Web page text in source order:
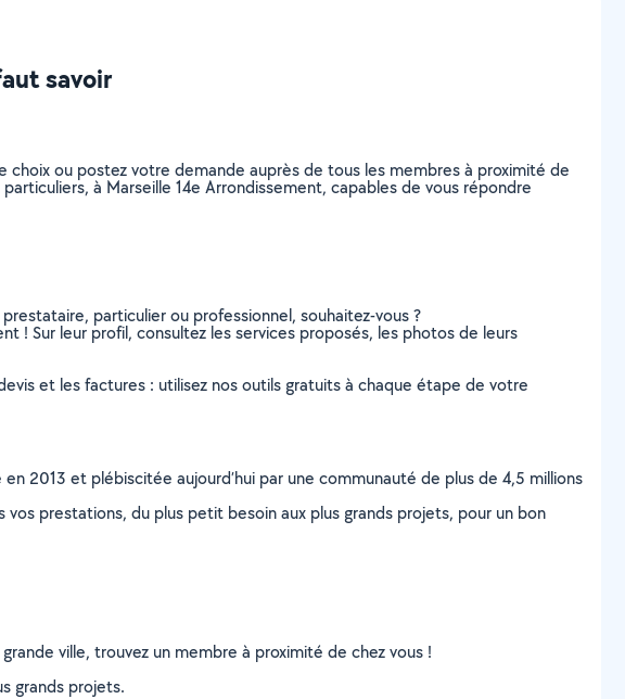
savoir
ou postez votre demande auprès de tous les membres à proximité de
à Marseille 14e Arrondissement, capables de vous répondre
particulier ou professionnel, souhaitez-vous ?
! Sur leur profil, consultez les services proposés, les photos de leurs
et les factures : utilisez nos outils gratuits à chaque étape de votre
2013 et plébiscitée aujourd’hui par une communauté de plus de 4,5 millions
prestations, du plus petit besoin aux plus grands projets, pour un bon
ville, trouvez un membre à proximité de chez vous !
grands projets.